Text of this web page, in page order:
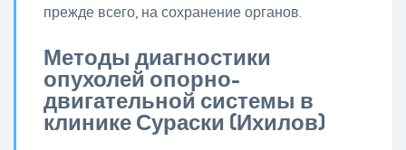
прежде всего, на сохранение органов.
Методы диагностики
опухолей опорно-
двигательной системы в
клинике Сураски (Ихилов)